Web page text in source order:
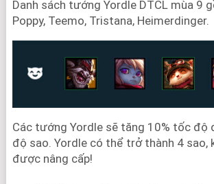
Danh sách tướng Yordle DTCL mùa 9
Poppy, Teemo, Tristana, Heimerdinger.
Các tướng Yordle sẽ tăng 10% tốc độ
độ sao. Yordle có thể trở thành 4 sao,
được nâng cấp!